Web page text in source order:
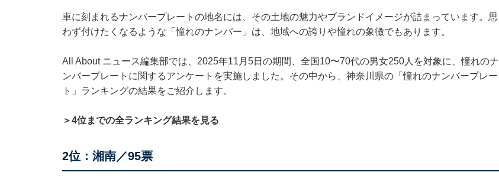
車に刻まれるナンバープレートの地名には、その土地の魅力やブランドイメージが詰まっています。思
わず付けたくなるような「憧れのナンバー」は、地域への誇りや憧れの象徴でもあります。
All About ニュース編集部では、2025年11月5日の期間、全国10〜70代の男女250人を対象に、憧れのナ
ンバープレートに関するアンケートを実施しました。その中から、神奈川県の「憧れのナンバープレー
ト」ランキングの結果をご紹介します。
＞4位までの全ランキング結果を見る
2位：湘南／95票